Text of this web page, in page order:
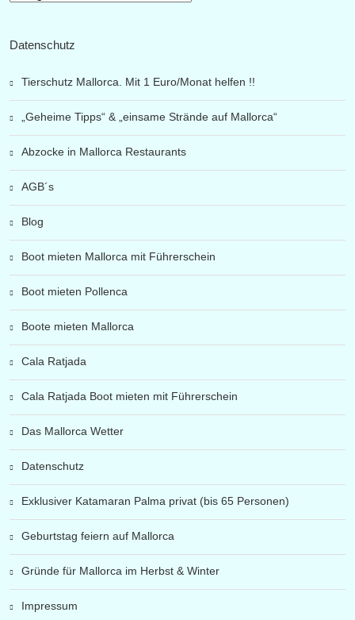
Datenschutz
Tierschutz Mallorca. Mit 1 Euro/Monat helfen !!
„Geheime Tipps“ & „einsame Strände auf Mallorca“
Abzocke in Mallorca Restaurants
AGB´s
Blog
Boot mieten Mallorca mit Führerschein
Boot mieten Pollenca
Boote mieten Mallorca
Cala Ratjada
Cala Ratjada Boot mieten mit Führerschein
Das Mallorca Wetter
Datenschutz
Exklusiver Katamaran Palma privat (bis 65 Personen)
Geburtstag feiern auf Mallorca
Gründe für Mallorca im Herbst & Winter
Impressum